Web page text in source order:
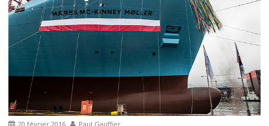
20 février 2016 Paul Gauffier